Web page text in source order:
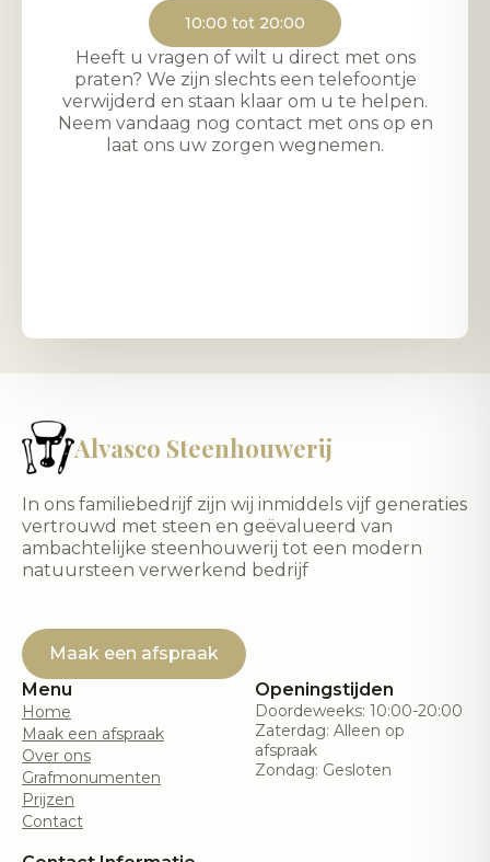
10:00 tot 20:00
Heeft u vragen of wilt u direct met ons
praten? We zijn slechts een telefoontje
verwijderd en staan klaar om u te helpen.
Neem vandaag nog contact met ons op en
laat ons uw zorgen wegnemen.
Alvasco Steenhouwerij
In ons familiebedrijf zijn wij inmiddels vijf generaties
vertrouwd met steen en geëvalueerd van
ambachtelijke steenhouwerij tot een modern
natuursteen verwerkend bedrijf
Maak een afspraak
Menu
Home
Maak een afspraak
Over ons
Grafmonumenten
Prijzen
Contact
Openingstijden
Doordeweeks: 10:00-20:00
Zaterdag: Alleen op
afspraak
Zondag: Gesloten